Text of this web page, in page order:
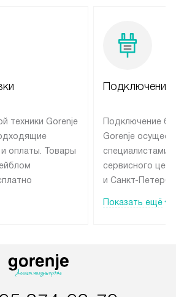
техники Gorenje
оплаты. Товары
за МКАД
Доставка
Подключение
Подключение
Gorenje
специалистами
сервисного
и Санкт-
подключается
Показать ещё